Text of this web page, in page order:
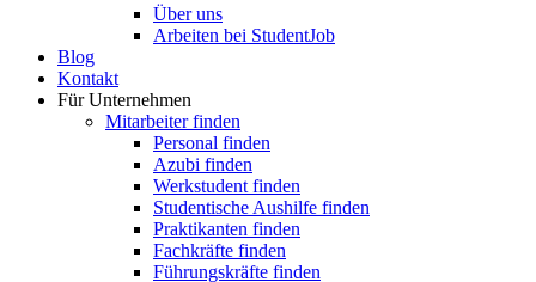
Über uns
Arbeiten bei StudentJob
Blog
Kontakt
Für Unternehmen
Mitarbeiter finden
Personal finden
Azubi finden
Werkstudent finden
Studentische Aushilfe finden
Praktikanten finden
Fachkräfte finden
Führungskräfte finden